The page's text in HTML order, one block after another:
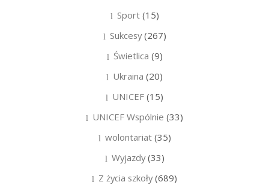
Sport(15)
Sukcesy(267)
Świetlica (9)
Ukraina (20)
UNICEF (15)
UNICEF Wspólnie (33)
wolontariat(35)
Wyjazdy(33)
Z życia szkoły(689)